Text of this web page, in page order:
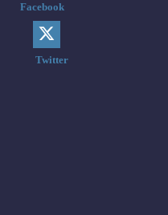
Facebook
Twitter